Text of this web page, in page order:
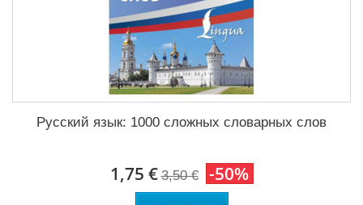
Русский язык: 1000 сложных словарных слов
1,75 € 3,50 € -50%